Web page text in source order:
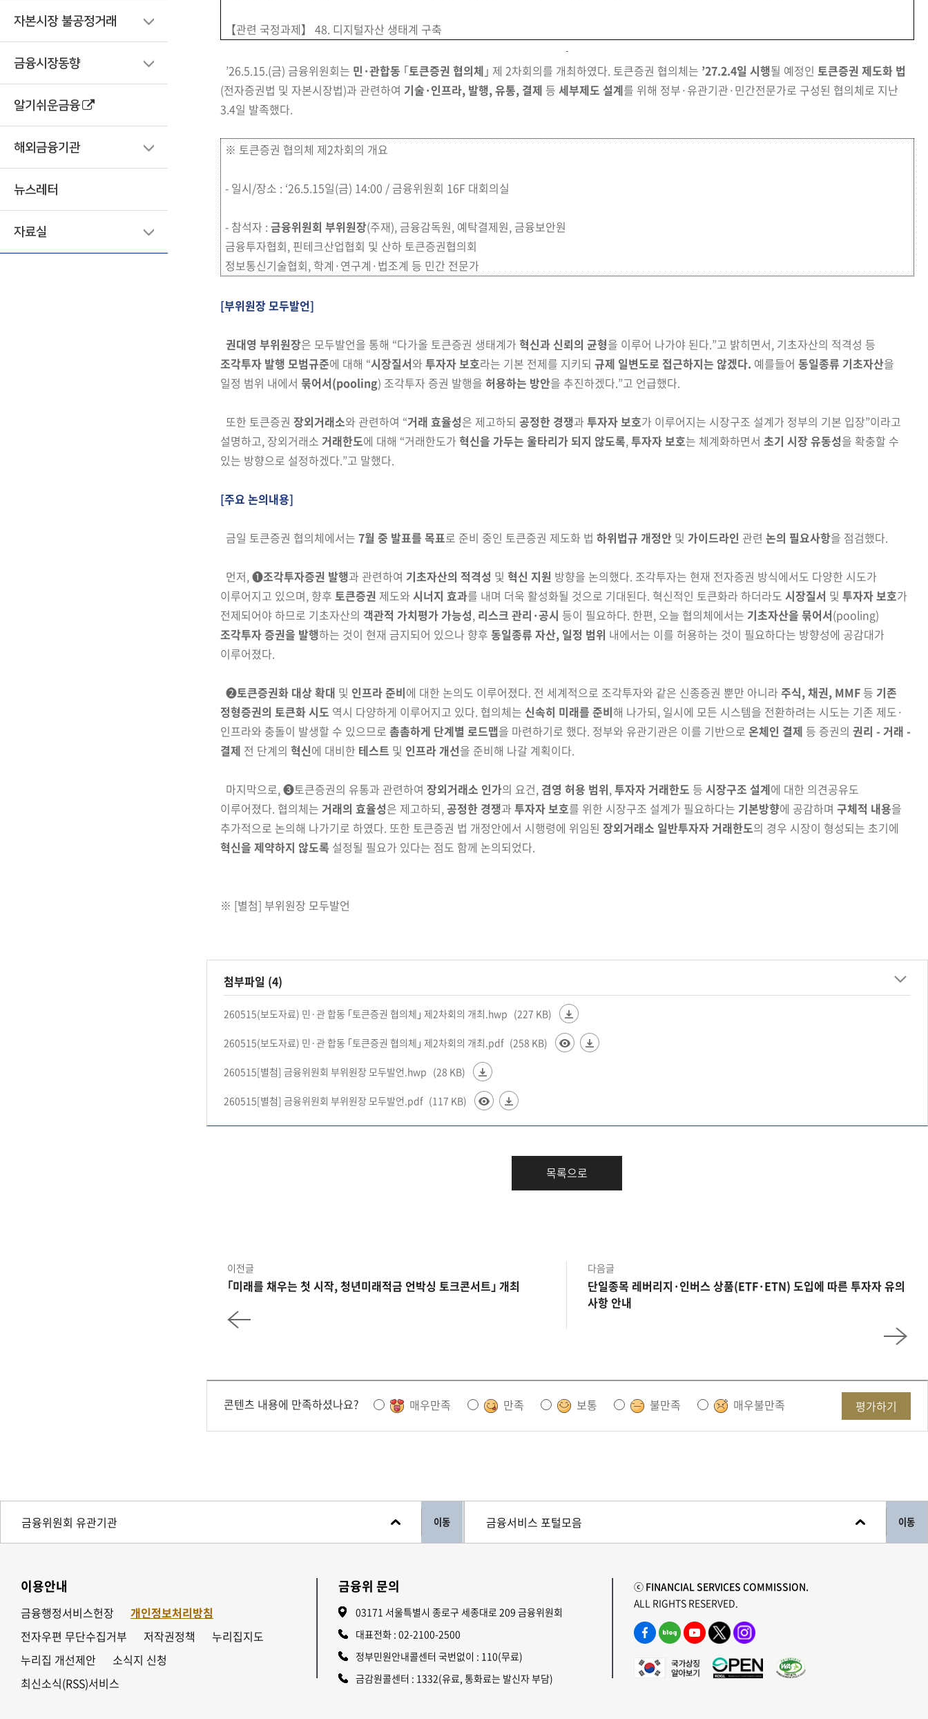
자본시장 불공정거래
금융시장동향
알기쉬운금융
해외금융기관
뉴스레터
자료실
【관련 국정과제】 48. 디지털자산 생태계 구축
’26.5.15.(금) 금융위원회는 민·관합동 ｢토큰증권 협의체 ｣ 제 2차회의를 개최하였다. 토큰증권 협의체는 ’27.2.4일 시행될 예정인 토큰증권 제도화 법
(전자증권법 및 자본시장법)과 관련하여 기술·인프라, 발행, 유통, 결제 등 세부제도 설계를 위해 정부·유관기관·민간전문가로 구성된 협의체로 지난
3.4일 발족했다.
※ 토큰증권 협의체 제2차회의 개요
- 일시/장소 : ‘26.5.15일(금) 14:00 / 금융위원회 16F 대회의실
- 참석자 :금융위원회 부위원장(주재), 금융감독원, 예탁결제원, 금융보안원
금융투자협회, 핀테크산업협회 및 산하 토큰증권협의회
정보통신기술협회, 학계·연구계·법조계 등 민간 전문가
[부위원장 모두발언]
권대영 부위원장은 모두발언을 통해 “다가올 토큰증권 생태계가 혁신과 신뢰의 균형을 이루어 나가야 된다.”고 밝히면서, 기초자산의 적격성 등
조각투자 발행 모범규준에 대해 “시장질서와 투자자 보호라는 기본 전제를 지키되 규제 일변도로 접근하지는 않겠다. 예를들어 동일종류 기초자산을
일정 범위 내에서 묶어서(pooling) 조각투자 증권 발행을 허용하는 방안을 추진하겠다.”고 언급했다.
또한 토큰증권 장외거래소와 관련하여 “거래 효율성은 제고하되 공정한 경쟁과 투자자 보호가 이루어지는 시장구조 설계가 정부의 기본 입장”이라고
설명하고, 장외거래소 거래한도에 대해 “거래한도가 혁신을 가두는 울타리가 되지 않도록,투자자 보호는 체계화하면서 초기 시장 유동성을 확충할 수
있는 방향으로 설정하겠다.”고 말했다.
[주요 논의내용]
금일 토큰증권 협의체에서는 7월 중 발표를 목표로 준비 중인 토큰증권 제도화 법 하위법규 개정안및 가이드라인 관련 논의 필요사항을 점검했다.
먼저, ➊조각투자증권 발행과 관련하여 기초자산의 적격성 및 혁신 지원 방향을 논의했다. 조각투자는 현재 전자증권 방식에서도 다양한 시도가
이루어지고 있으며, 향후 토큰증권 제도와 시너지 효과를 내며 더욱 활성화될 것으로 기대된다. 혁신적인 토큰화라 하더라도 시장질서 및 투자자 보호가
전제되어야 하므로 기초자산의 객관적 가치평가 가능성,리스크 관리·공시 등이 필요하다. 한편, 오늘 협의체에서는 기초자산을 묶어서(pooling)
조각투자 증권을 발행하는 것이 현재 금지되어 있으나 향후 동일종류 자산, 일정 범위 내에서는 이를 허용하는 것이 필요하다는 방향성에 공감대가
이루어졌다.
➋토큰증권화 대상 확대 및 인프라 준비에 대한 논의도 이루어졌다. 전 세계적으로 조각투자와 같은 신종증권 뿐만 아니라 주식, 채권, MMF 등 기존
정형증권의 토큰화 시도 역시 다양하게 이루어지고 있다. 협의체는 신속히 미래를 준비해 나가되, 일시에 모든 시스템을 전환하려는 시도는 기존 제도·
인프라와 충돌이 발생할 수 있으므로 촘촘하게 단계별 로드맵을 마련하기로 했다. 정부와 유관기관은 이를 기반으로 온체인 결제 등 증권의 권리 - 거래 -
결제 전 단계의 혁신에 대비한 테스트 및 인프라 개선을 준비해 나갈 계획이다.
마지막으로, ➌토큰증권의 유통과 관련하여 장외거래소 인가의 요건, 겸영 허용 범위,투자자 거래한도 등 시장구조 설계에 대한 의견공유도
이루어졌다. 협의체는 거래의 효율성은 제고하되,공정한 경쟁과 투자자 보호를 위한 시장구조 설계가 필요하다는 기본방향에 공감하며 구체적 내용을
추가적으로 논의해 나가기로 하였다. 또한 토큰증권 법 개정안에서 시행령에 위임된 장외거래소 일반투자자 거래한도의 경우 시장이 형성되는 초기에
혁신을 제약하지 않도록 설정될 필요가 있다는 점도 함께 논의되었다.
※ [별첨] 부위원장 모두발언
첨부파일 (4)
260515(보도자료) 민·관 합동 ｢토큰증권 협의체｣ 제2차회의 개최.hwp (227 KB)
260515(보도자료) 민·관 합동 ｢토큰증권 협의체｣ 제2차회의 개최.pdf (258 KB)
260515[별첨] 금융위원회 부위원장 모두발언.hwp (28 KB)
260515[별첨] 금융위원회 부위원장 모두발언.pdf (117 KB)
목록으로
이전글
｢미래를 채우는 첫 시작, 청년미래적금 언박싱 토크콘서트｣ 개최
다음글
단일종목 레버리지·인버스 상품(ETF·ETN) 도입에 따른 투자자 유의
사항 안내
콘텐츠 내용에 만족하셨나요? 매우만족 만족 보통 불만족 매우불만족 평가하기
이동 이동
이용안내
금융행정서비스헌장
개인정보처리방침
전자우편 무단수집거부
저작권정책
누리집지도
누리집 개선제안
소식지 신청
최신소식(RSS)서비스
금융위 문의
03171 서울특별시 종로구 세종대로 209 금융위원회
대표전화 : 02-2100-2500
정부민원안내콜센터 국번없이 : 110(무료)
금감원콜센터 : 1332(유료, 통화료는 발신자 부담)
ⓒ FINANCIAL SERVICES COMMISSION.
ALL RIGHTS RESERVED.